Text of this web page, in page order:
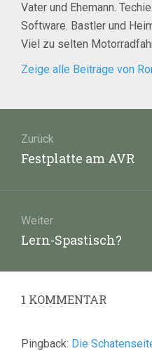
Vater und Ehemann.
Software. Bastler und
Viel zu selten
Zeige alle Beiträge von
Zurück
Vorheriger
Festplatte am AVR
Weiter
Nächster
Lern-Spastisch?
1 KOMMENTAR
Pingback: Die